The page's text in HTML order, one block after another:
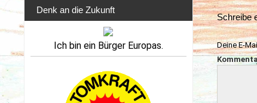
Schreibe
Deine E-
Denk an die Zukunft
Ich bin ein Bürger Europas.